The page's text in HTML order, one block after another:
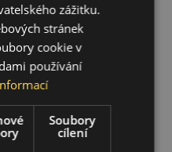
zážitku.
stránek
cookie v
používání
Soubory
cílení